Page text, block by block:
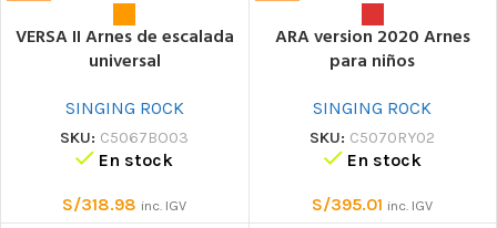
VERSA II Arnes de escalada
universal
SINGING ROCK
SKU: C5067BO03
En stock
S/318.98 inc. IGV
ARA version 2020 Arnes
para niños
SINGING ROCK
SKU: C5070RY02
En stock
S/395.01 inc. IGV